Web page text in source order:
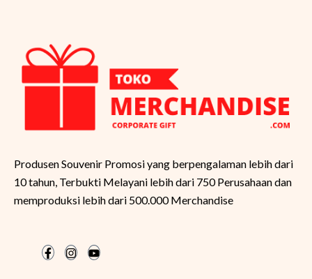
Produsen Souvenir Promosi yang berpengalaman lebih dari
10 tahun, Terbukti Melayani lebih dari 750 Perusahaan dan
memproduksi lebih dari 500.000 Merchandise